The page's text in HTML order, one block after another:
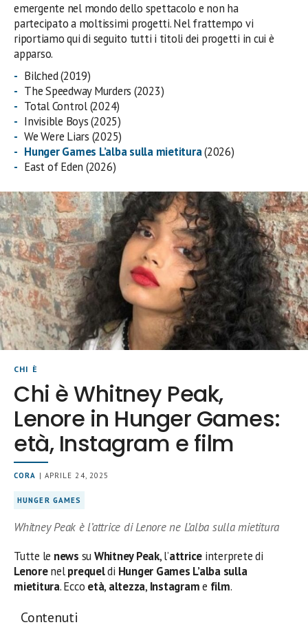
emergente nel mondo dello spettacolo e non ha
partecipato a moltissimi progetti. Nel frattempo vi
riportiamo qui di seguito tutti i titoli dei progetti in cui è
apparso.
Bilched (2019)
The Speedway Murders (2023)
Total Control (2024)
Invisible Boys (2025)
We Were Liars (2025)
Hunger Games L’alba sulla mietitura(2026)
East of Eden (2026)
CHI È
Chi è Whitney Peak,
Lenore in Hunger Games:
età, Instagram e film
CORA | APRILE 24, 2025
HUNGER GAMES
Whitney Peak è l’attrice di Lenore ne L’alba sulla mietitura
Tutte le news suWhitney Peak, l’attrice interprete di
Lenorenelprequeldi Hunger Games L’alba sulla
mietitura. Ecco età, altezza, Instagrame film.
Contenuti